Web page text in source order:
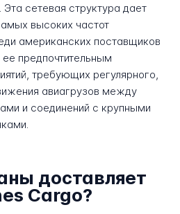
сетевая структура дает
высоких частот
американских поставщиков
предпочтительным
требующих регулярного,
авиагрузов между
и соединений с крупными
доставляет
Cargo?